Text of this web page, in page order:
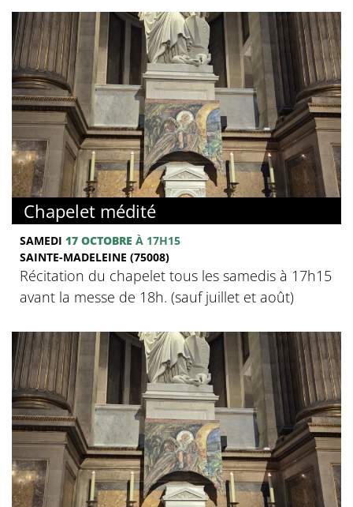
Chapelet médité
SAMEDI 17 OCTOBRE À 17H15
SAINTE-MADELEINE (75008)
Récitation du chapelet tous les samedis à 17h15
avant la messe de 18h. (sauf juillet et août)